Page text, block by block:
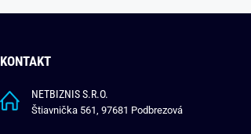
KONTAKT
NETBIZNIS S.R.O.
Štiavnička 561, 97681 Podbrezová